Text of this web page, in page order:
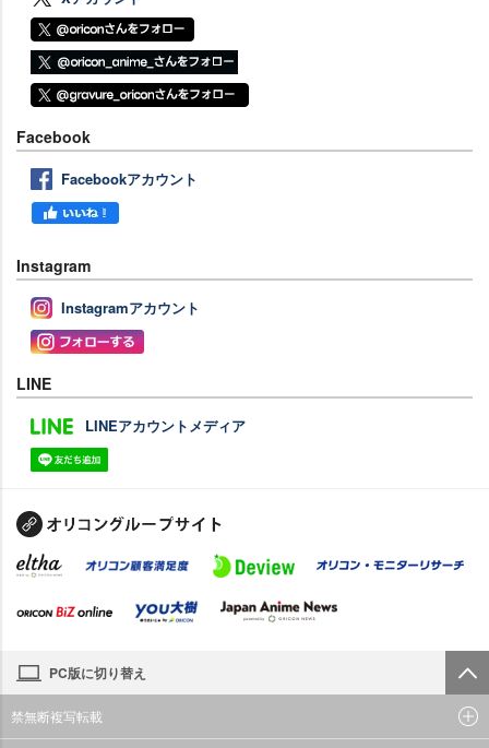
Facebook
Facebookアカウント
Instagram
Instagramアカウント
LINE
LINEアカウントメディア
PC版に切り替え
禁無断複写転載